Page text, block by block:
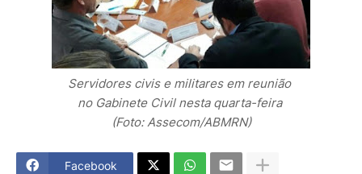
Servidores civis e militares em reunião
no Gabinete Civil nesta quarta-feira
(Foto: Assecom/ABMRN)
Facebook